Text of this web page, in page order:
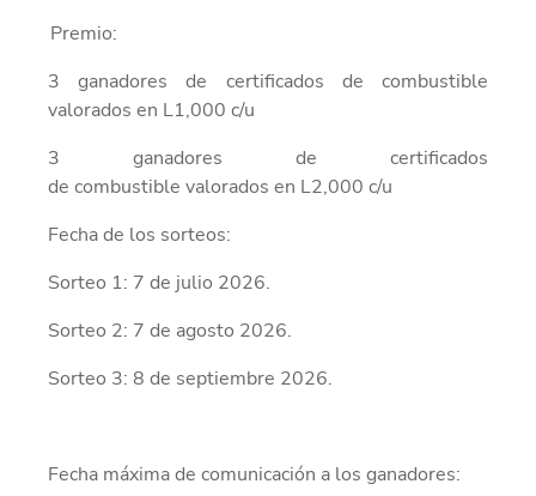
Premio:
3
ganadores de certificados de combustible
valorados en L1,000 c/u
3
ganadores de
certificados
de combustible valorados en L2,000 c/u
Fecha de los sorteos:
Sorteo 1: 7 de julio 2026.
Sorteo 2: 7 de agosto 2026.
Sorteo 3: 8 de septiembre 2026.
Fecha máxima de comunicación a los ganadores: